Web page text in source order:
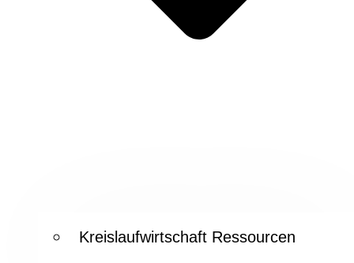
Kreislaufwirtschaft Ressourcen